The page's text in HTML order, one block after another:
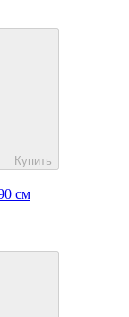
Купить
см